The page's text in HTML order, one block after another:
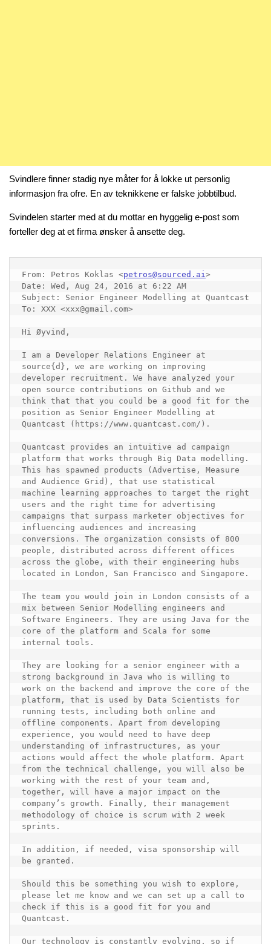
Svindlere finner stadig nye måter for å lokke ut personlig
informasjon fra ofre. En av teknikkene er falske jobbtilbud.
Svindelen starter med at du mottar en hyggelig e-post som
forteller deg at et firma ønsker å ansette deg.
From: Petros Koklas <petros@sourced.ai>
Date: Wed, Aug 24, 2016 at 6:22 AM
Subject: Senior Engineer Modelling at Quantcast
To: XXX <xxx@gmail.com>
Hi Øyvind,
I am a Developer Relations Engineer at
source{d}, we are working on improving
developer recruitment. We have analyzed your
open source contributions on Github and we
think that that you could be a good fit for the
position as Senior Engineer Modelling at
Quantcast (https://www.quantcast.com/).
Quantcast provides an intuitive ad campaign
platform that works through Big Data modelling.
This has spawned products (Advertise, Measure
and Audience Grid), that use statistical
machine learning approaches to target the right
users and the right time for advertising
campaigns that surpass marketer objectives for
influencing audiences and increasing
conversions. The organization consists of 800
people, distributed across different offices
across the globe, with their engineering hubs
located in London, San Francisco and Singapore.
The team you would join in London consists of a
mix between Senior Modelling engineers and
Software Engineers. They are using Java for the
core of the platform and Scala for some
internal tools.
They are looking for a senior engineer with a
strong background in Java who is willing to
work on the backend and improve the core of the
platform, that is used by Data Scientists for
running tests, including both online and
offline components. Apart from developing
experience, you would need to have deep
understanding of infrastructures, as your
actions would affect the whole platform. Apart
from the technical challenge, you will also be
working with the rest of your team and,
together, will have a major impact on the
company’s growth. Finally, their management
methodology of choice is scrum with 2 week
sprints.
In addition, if needed, visa sponsorship will
be granted.
Should this be something you wish to explore,
please let me know and we can set up a call to
check if this is a good fit for you and
Quantcast.
Our technology is constantly evolving, so if